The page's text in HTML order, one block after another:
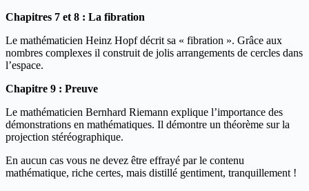
Chapitres 7 et 8 : La fibration
Le mathématicien Heinz Hopf décrit sa « fibration ». Grâce aux
nombres complexes il construit de jolis arrangements de cercles dans
l’espace.
Chapitre 9 : Preuve
Le mathématicien Bernhard Riemann explique l’importance des
démonstrations en mathématiques. Il démontre un théorème sur la
projection stéréographique.
En aucun cas vous ne devez être effrayé par le contenu
mathématique, riche certes, mais distillé gentiment, tranquillement !